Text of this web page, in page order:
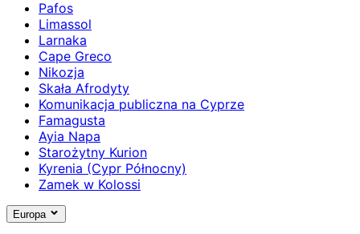
Pafos
Limassol
Larnaka
Cape Greco
Nikozja
Skała Afrodyty
Komunikacja publiczna na Cyprze
Famagusta
Ayia Napa
Starożytny Kurion
Kyrenia (Cypr Północny)
Zamek w Kolossi
Europa